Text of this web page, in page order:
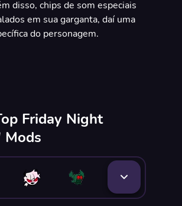
disso, chips de som especiais
em sua garganta, daí uma
do personagem.
Friday Night
Mods